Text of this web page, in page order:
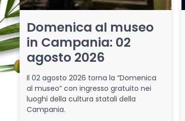
Domenica al museo
in Campania: 02
agosto 2026
Il 02 agosto 2026 torna la “Domenica
al museo” con ingresso gratuito nei
luoghi della cultura statali della
Campania.